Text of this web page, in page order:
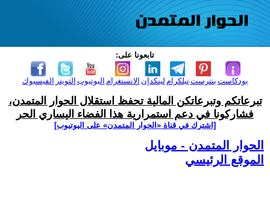
تابعونا على:
الفيسبوك التويتر اليوتيوب الانستغرام لينكدإن تيلكرامبنترست بودكاست
تبرعاتكم وتبرعاتكن المالية تحفظ استقلال الحوار المتمدن،
فشاركونا في دعم استمرارية هذا الفضاء اليساري الحر
[اشترك في قناة ‫«الحوار المتمدن» على اليوتيوب]
الحوار المتمدن - موبايل
الموقع الرئيسي